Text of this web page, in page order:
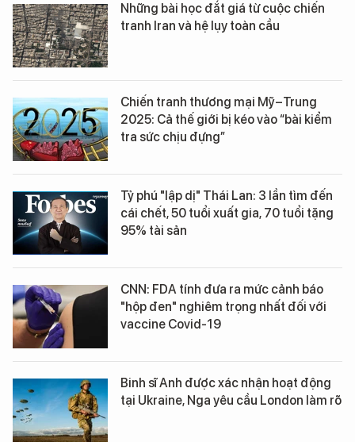
Những bài học đắt giá từ cuộc chiến
tranh Iran và hệ lụy toàn cầu
Chiến tranh thương mại Mỹ–Trung
2025: Cả thế giới bị kéo vào “bài kiểm
tra sức chịu đựng”
Tỷ phú "lập dị" Thái Lan: 3 lần tìm đến
cái chết, 50 tuổi xuất gia, 70 tuổi tặng
95% tài sản
CNN: FDA tính đưa ra mức cảnh báo
"hộp đen" nghiêm trọng nhất đối với
vaccine Covid-19
Binh sĩ Anh được xác nhận hoạt động
tại Ukraine, Nga yêu cầu London làm rõ